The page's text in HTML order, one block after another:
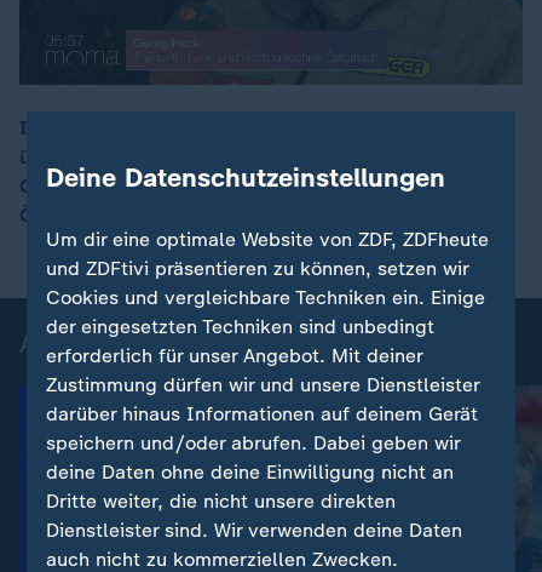
00:15
In British Columbia startet die 53. Rennrodel-WM. Von
über 100 Medaillen der letzten 70 Jahre gewann
Georg Hackl 22. Seit 2022 arbeitet er für den
Österreichischen Rodelverband.
Aktuelle Videos zum Wintersport
Deine Datenschutzeinstellungen
Um dir eine optimale Website von ZDF, ZDFheute
und ZDFtivi präsentieren zu können, setzen wir
Cookies und vergleichbare Techniken ein. Einige
der eingesetzten Techniken sind unbedingt
erforderlich für unser Angebot. Mit deiner
Zustimmung dürfen wir und unsere Dienstleister
darüber hinaus Informationen auf deinem Gerät
speichern und/oder abrufen. Dabei geben wir
deine Daten ohne deine Einwilligung nicht an
Dritte weiter, die nicht unsere direkten
Dienstleister sind. Wir verwenden deine Daten
auch nicht zu kommerziellen Zwecken.